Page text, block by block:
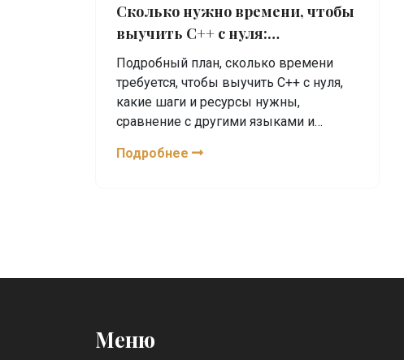
Сколько нужно времени, чтобы
выучить C++ с нуля:
практический план
Подробный план, сколько времени
требуется, чтобы выучить C++ с нуля,
какие шаги и ресурсы нужны,
сравнение с другими языками и
Подробнее
Меню